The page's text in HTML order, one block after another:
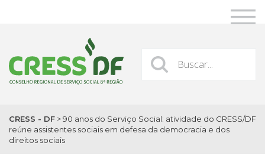
CRESS - DF >90 anos do Serviço Social: atividade do CRESS/DF
reúne assistentes sociais em defesa da democracia e dos
direitos sociais